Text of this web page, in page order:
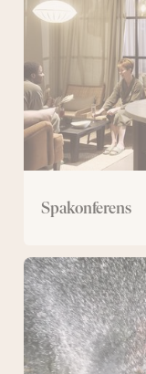
Spakonferens
Konferens
med
mountainbike